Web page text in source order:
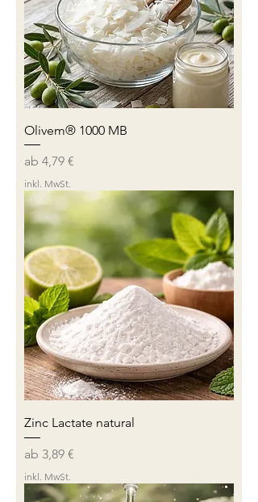
Olivem® 1000 MB
ab 4,79 €
Sale-Preis
inkl. MwSt.
Zinc Lactate natural
ab 3,89 €
Sale-Preis
inkl. MwSt.